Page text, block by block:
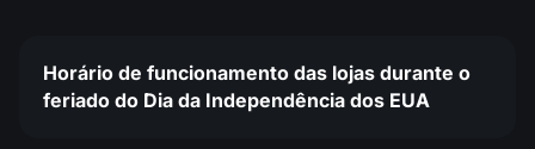
Horário de funcionamento das lojas durante o
feriado do Dia da Independência dos EUA